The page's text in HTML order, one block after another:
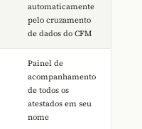
automaticamente
pelo cruzamento
de dados do CFM
Painel de
acompanhamento
de todos os
atestados em seu
nome